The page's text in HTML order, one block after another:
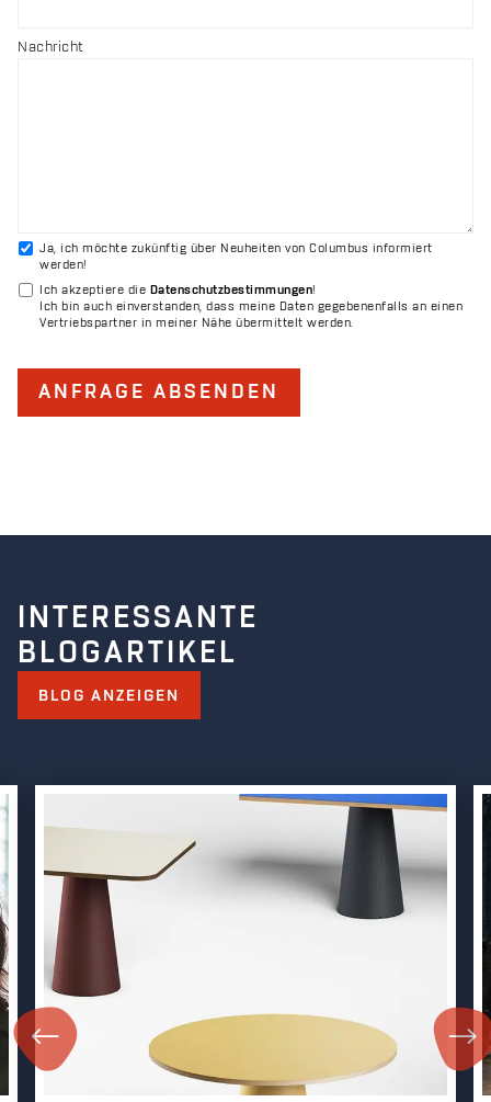
Nachricht
Ja, ich möchte zukünftig über Neuheiten von Columbus informiert
werden!
Ich akzeptiere die Datenschutzbestimmungen!
Ich bin auch einverstanden, dass meine Daten gegebenenfalls an einen
Vertriebspartner in meiner Nähe übermittelt werden.
ANFRAGE ABSENDEN
INTERESSANTE
BLOGARTIKEL
BLOG ANZEIGEN